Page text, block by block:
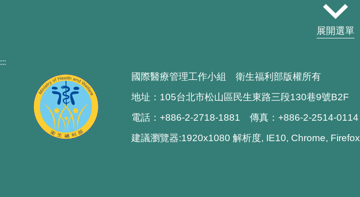
展開選單
:::
國際醫療管理工作小組 衛生福利部版權所有
地址：105台北市松山區民生東路三段130巷9號B2F
電話：+886-2-2718-1881 傳真：+886-2-2514-0114
建議瀏覽器:1920x1080 解析度, IE10, Chrome, Firefox